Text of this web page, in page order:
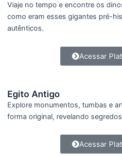
Viaje no tempo e encontre os
como eram esses gigantes pré-
autênticos.
Acessar
Egito Antigo
Explore monumentos, tumbas e
forma original, revelando
Acessar